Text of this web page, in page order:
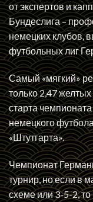
от экспертов и
Бундеслига –
немецких клубов,
футбольных лиг
Самый «мягкий»
только 2,47
старта
немецкого
«Штутгарта».
Чемпионат
турнир, но если в
схеме или 3-5-2,